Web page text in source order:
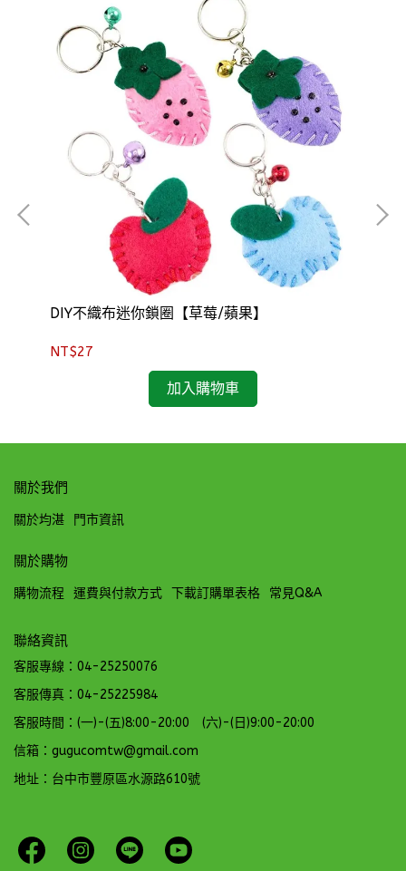
DIY不織布迷你鎖圈【草莓/蘋果】
NT$27
加入購物車
關於我們
關於均湛 門市資訊
關於購物
購物流程 運費與付款方式 下載訂購單表格 常見Q&A
聯絡資訊
客服專線：04-25250076
客服傳真：04-25225984
客服時間：(一)-(五)8:00-20:00 (六)-(日)9:00-20:00
信箱：gugucomtw@gmail.com
地址：台中市豐原區水源路610號